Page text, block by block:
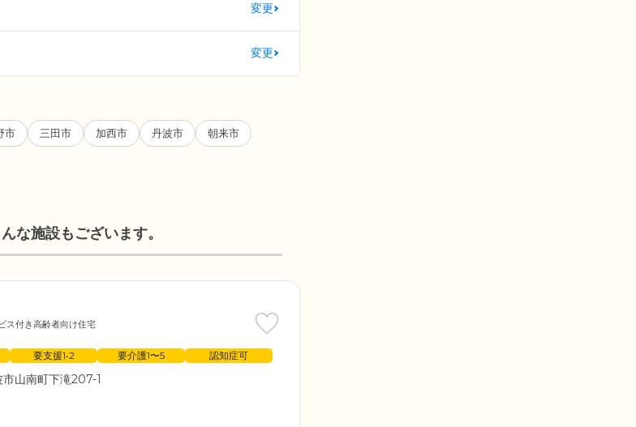
変更
変更
市 三田市 加西市 丹波市 朝来市
な施設もございます。
ス付き高齢者向け住宅
要支援1•2 要介護1〜5 認知症可
山南町下滝207-1